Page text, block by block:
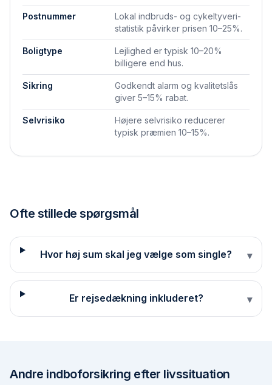
Postnummer
Lokal indbruds- og cykeltyveri-
statistik påvirker prisen 10–25%.
Boligtype
Lejlighed er typisk 10–20%
billigere end hus.
Sikring
Godkendt alarm og kvalitetslås
giver 5–15% rabat.
Selvrisiko
Højere selvrisiko reducerer
typisk præmien 10–15%.
Ofte stillede spørgsmål
Hvor høj sum skal jeg vælge som single? ▾
Er rejsedækning inkluderet? ▾
Andre indboforsikring efter livssituation